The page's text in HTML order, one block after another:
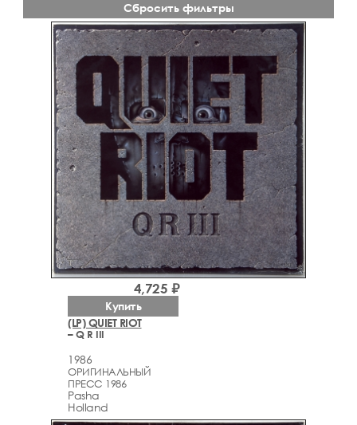
Сбросить фильтры
(LP) QUIET RIOT
– Q R III
1986
ОРИГИНАЛЬНЫЙ
ПРЕСС 1986
Pasha
Holland
4,725 ₽
Купить